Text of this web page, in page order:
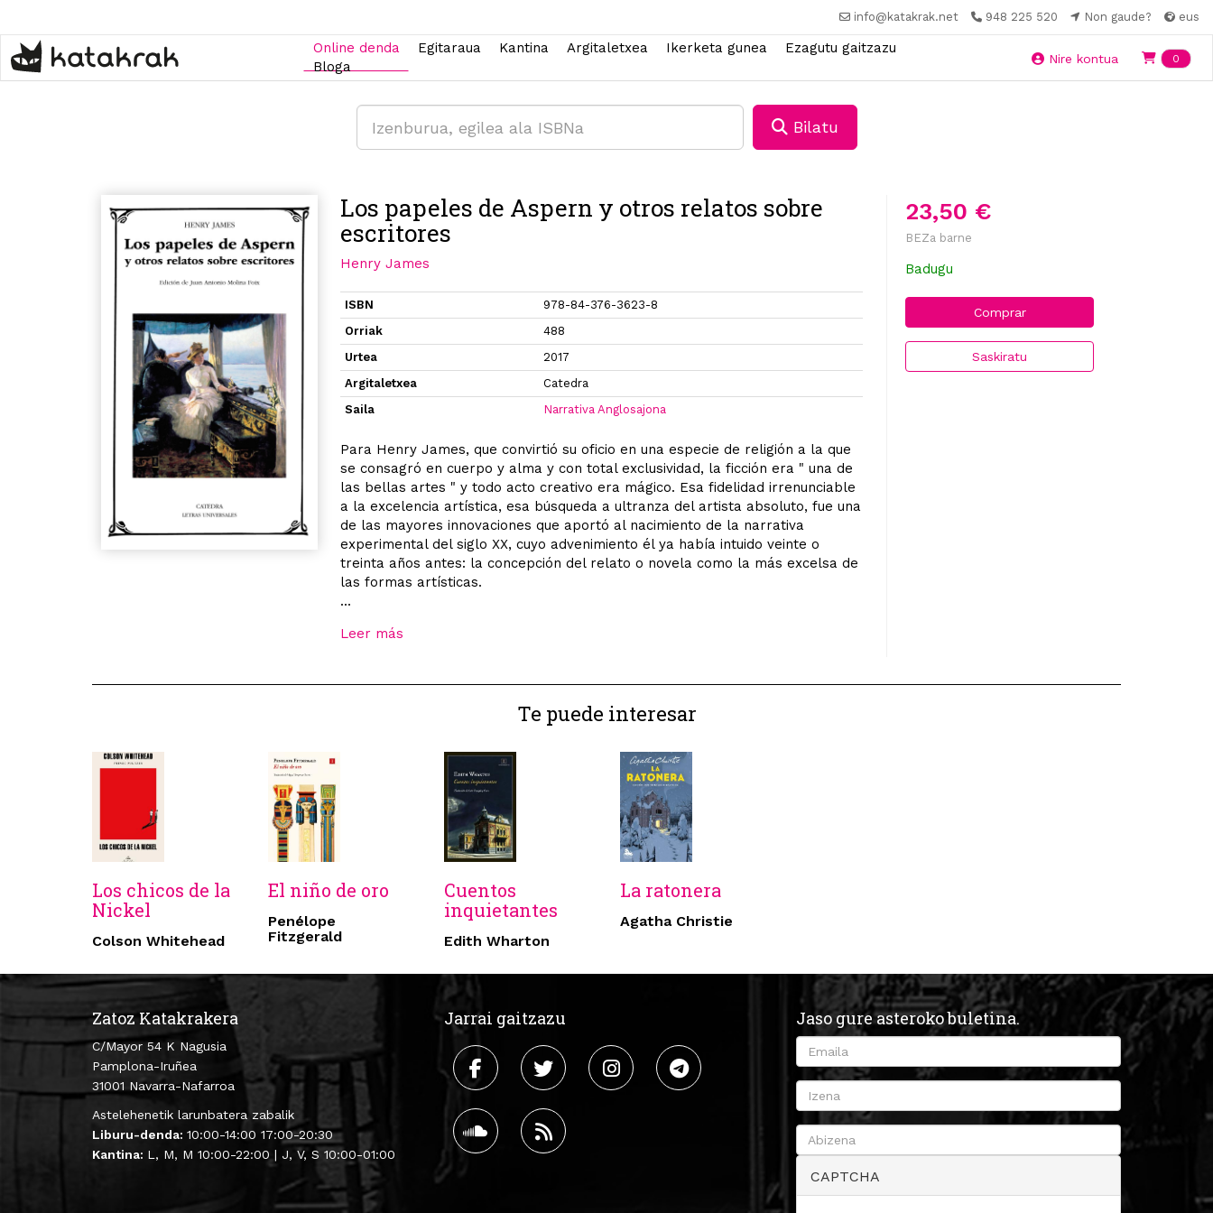
main
content
info@katakrak.net 948 225 520 Non gaude? eus
Online denda Egitaraua Kantina Argitaletxea Ikerketa gunea
Ezagutu gaitzazu
Bloga
Nire kontua 0
Bilatu
23,50 €
BEZa barne
Badugu
Comprar
Saskiratu
Los papeles de Aspern y otros relatos sobre
escritores
Henry James
ISBN
978-84-376-3623-8
Orriak
488
Urtea
2017
Argitaletxea
Catedra
Saila
Narrativa Anglosajona
Para Henry James, que convirtió su oficio en una especie de religión a la que
se consagró en cuerpo y alma y con total exclusividad, la ficción era " una de
las bellas artes " y todo acto creativo era mágico. Esa fidelidad irrenunciable
a la excelencia artística, esa búsqueda a ultranza del artista absoluto, fue una
de las mayores innovaciones que aportó al nacimiento de la narrativa
experimental del siglo XX, cuyo advenimiento él ya había intuido veinte o
treinta años antes: la concepción del relato o novela como la más excelsa de
las formas artísticas.
...
Leer más
Te puede interesar
Los chicos de la
Nickel
Colson Whitehead
El niño de oro
Penélope
Fitzgerald
Cuentos
inquietantes
Edith Wharton
La ratonera
Agatha Christie
Zatoz Katakrakera
C/Mayor 54 K Nagusia
Pamplona-Iruñea
31001 Navarra-Nafarroa
Astelehenetik larunbatera zabalik
Liburu-denda: 10:00-14:00 17:00-20:30
Kantina: L, M, M 10:00-22:00 | J, V, S 10:00-01:00
Jarrai gaitzazu Jaso gure asteroko buletina.
CAPTCHA